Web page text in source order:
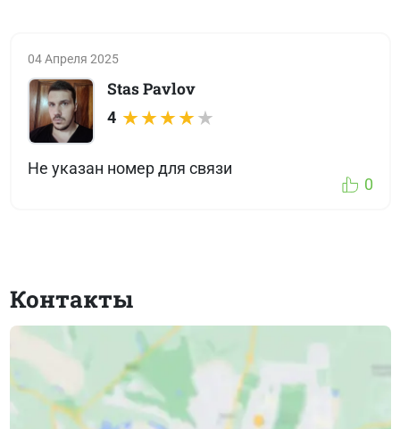
Stas Pavlov
4
04 Апреля 2025
Не указан номер для связи
0
Контакты